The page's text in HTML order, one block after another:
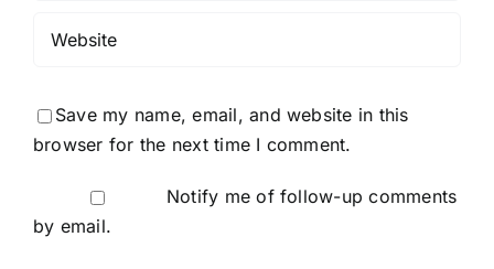
Save my name, email, and website in this
browser for the next time I comment.
Notify me of follow-up comments
by email.